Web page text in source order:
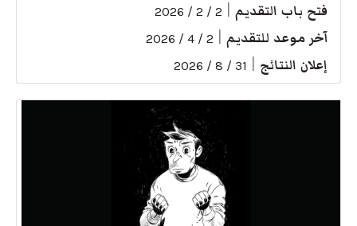
فتح باب التقديم 2 / 2 / 2026
آخر موعد للتقديم 2 / 4 / 2026
إعلان النتائج 31 / 8 / 2026